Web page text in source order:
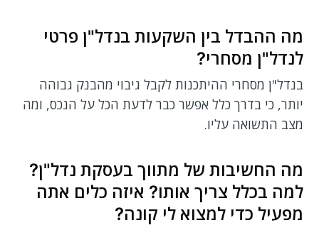
מה ההבדל בין השקעות בנדל"ן פרטי
לנדל"ן מסחרי?
בנדל"ן מסחרי ההיתכנות לקבל גיבוי מהבנק גבוהה
יותר, כי בדרך כלל אפשר כבר לדעת הכל על הנכס, ומה
מצב התשואה עליו.
מה החשיבות של מתווך בעסקת נדל"ן?
למה בכלל צריך אותו? איזה כלים אתה
מפעיל כדי למצוא לי קונה?